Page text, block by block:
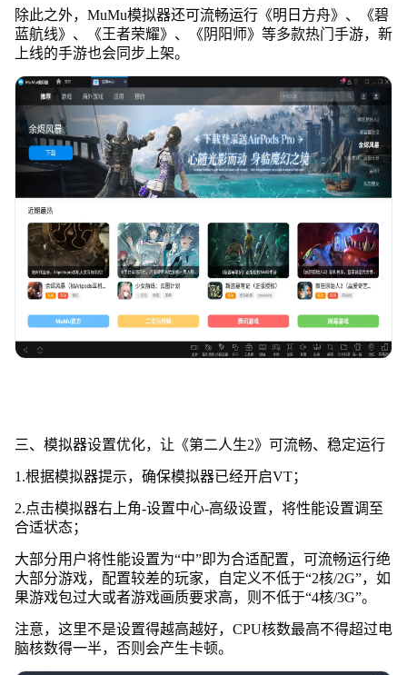
除此之外，MuMu模拟器还可流畅运行《明日方舟》、《碧
蓝航线》、《王者荣耀》、《阴阳师》等多款热门手游，新
上线的手游也会同步上架。
三、模拟器设置优化，让《第二人生2》可流畅、稳定运行
1.根据模拟器提示，确保模拟器已经开启VT；
2.点击模拟器右上角-设置中心-高级设置，将性能设置调至
合适状态；
大部分用户将性能设置为“中”即为合适配置，可流畅运行绝
大部分游戏，配置较差的玩家，自定义不低于“2核/2G”，如
果游戏包过大或者游戏画质要求高，则不低于“4核/3G”。
注意，这里不是设置得越高越好，CPU核数最高不得超过电
脑核数得一半，否则会产生卡顿。